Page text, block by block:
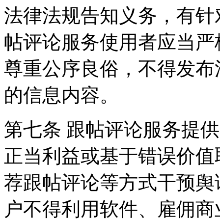
法律法规告知义务，有
帖评论服务使用者应当
尊重公序良俗，不得发
的信息内容。
第七条 跟帖评论服务提
正当利益或基于错误价
荐跟帖评论等方式干预
户不得利用软件、雇佣